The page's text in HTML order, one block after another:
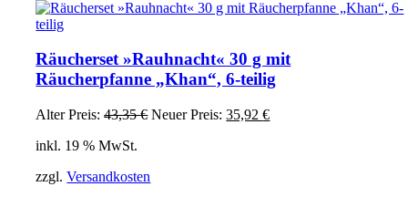
Räucherset »Rauhnacht« 30 g mit
Räucherpfanne „Khan“, 6-teilig
Alter Preis: 43,35€ Ursprünglicher
Neuer Preis: 35,92€Aktueller
inkl. 19 % MwSt.
zzgl.Versandkosten